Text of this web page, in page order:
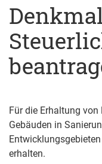
Für die Erhaltung
Gebäuden in
erhalten.